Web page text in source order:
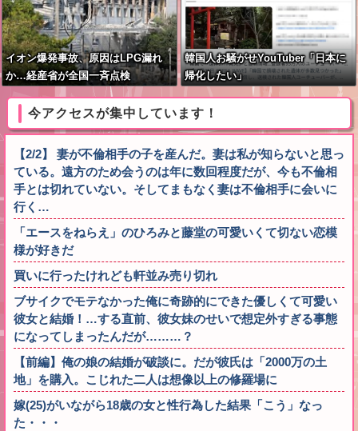
イオン爆発事故、原因はLPG漏れ
か…経産省が全国一斉点検
韓国人お騒がせYouTuber「日本に
帰化したい」
今アクセスが集中しています！
【2/2】 妻が不倫相手の子を産んだ。妻は私が知らないと思っ
ている。遠方のため会うのは年に数回程度だが、今も不倫相
手とは切れていない。そしてまもなく妻は不倫相手に会いに
行く…
「エースをねらえ」のひろみと藤堂の可愛いくて切ない恋模
様が好きだ
買いに行ったけれども軒並み売り切れ
ブサイクでモテなかった俺に奇跡的にできた優しくて可愛い
彼女と結婚！…する直前、彼女妹のせいで想定外すぎる事態
になってしまったんだが………？
【前編】俺の娘の結婚が破談に。だが彼氏は「2000万の土
地」を購入。こじれた二人は想像以上の修羅場に
嫁(25)がいながら18歳の女と性行為した結果「こう」なっ
た・・・